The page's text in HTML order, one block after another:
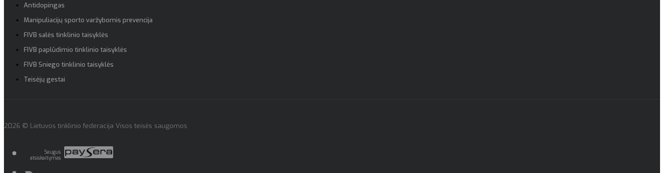
Antidopingas
Manipuliacijų sporto varžybomis prevencija
FIVB salės tinklinio taisyklės
FIVB paplūdimio tinklinio taisyklės
FIVB Sniego tinklinio taisyklės
Teisėjų gestai
2026 © Lietuvos tinklinio federacija Visos teisės saugomos
Saugus
atsiskaitymas